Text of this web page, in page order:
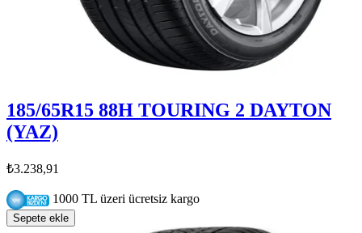
185/65R15 88H TOURING 2 DAYTON
(YAZ)
₺3.238,91
1000 TL üzeri ücretsiz kargo
Sepete ekle